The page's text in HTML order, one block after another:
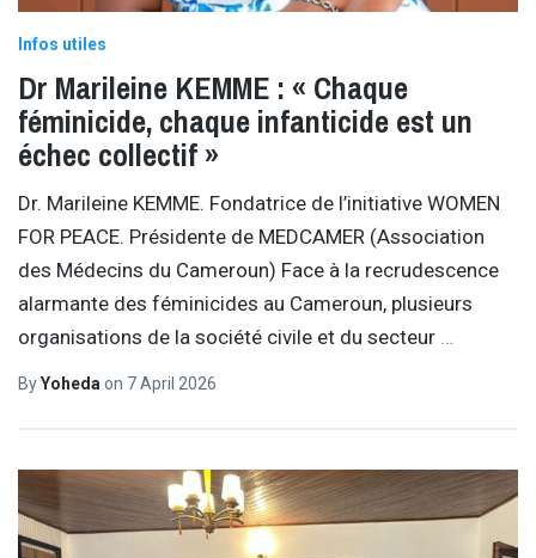
Infos utiles
Dr Marileine KEMME : « Chaque
féminicide, chaque infanticide est un
échec collectif »
Dr. Marileine KEMME. Fondatrice de l’initiative WOMEN
FOR PEACE. Présidente de MEDCAMER (Association
des Médecins du Cameroun) Face à la recrudescence
alarmante des féminicides au Cameroun, plusieurs
organisations de la société civile et du secteur …
ByYoheda on 7 April 2026